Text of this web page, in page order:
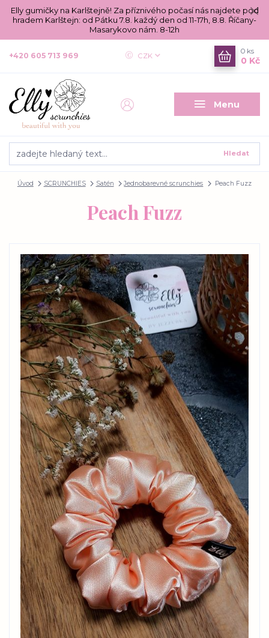
Elly gumičky na Karlštejně! Za příznivého počasí nás najdete pod
hradem Karlštejn: od Pátku 7.8. každý den od 11-17h, 8.8. Říčany-
Masarykovo nám. 8-12h
Menu
CZK
Hledat
+420 605 713 969
0 ks
0 Kč
Úvod SCRUNCHIES Satén Jednobarevné scrunchies Peach Fuzz
Peach Fuzz